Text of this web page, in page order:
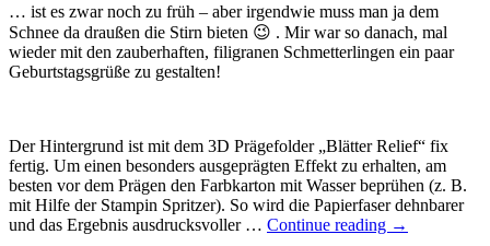
… ist es zwar noch zu früh – aber irgendwie muss man ja dem
Schnee da draußen die Stirn bieten 😉 . Mir war so danach, mal
wieder mit den zauberhaften, filigranen Schmetterlingen ein paar
Geburtstagsgrüße zu gestalten!
Der Hintergrund ist mit dem 3D Prägefolder „Blätter Relief“ fix
fertig. Um einen besonders ausgeprägten Effekt zu erhalten, am
besten vor dem Prägen den Farbkarton mit Wasser beprühen (z. B.
mit Hilfe der Stampin Spritzer). So wird die Papierfaser dehnbarer
und das Ergebnis ausdrucksvoller … Continue reading „Für
→